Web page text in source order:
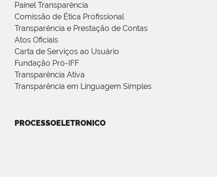
Painel Transparência
Comissão de Ética Profissional
Transparência e Prestação de Contas
Atos Oficiais
Carta de Serviços ao Usuário
Fundação Pró-IFF
Transparência Ativa
Transparência em Linguagem Simples
PROCESSOELETRONICO